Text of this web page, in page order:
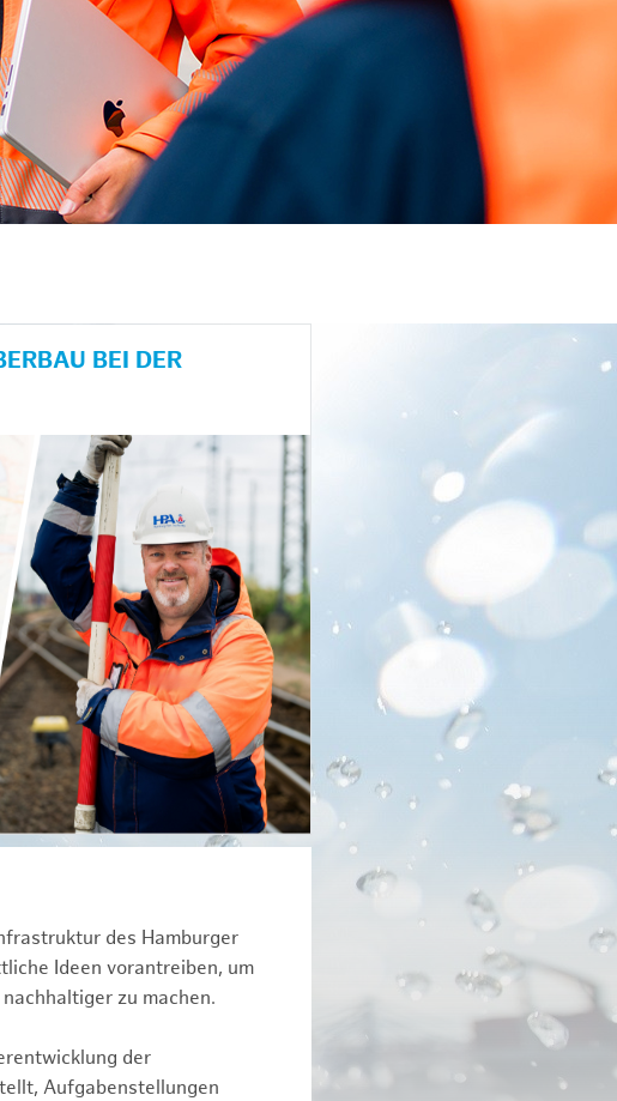
BEI DER
des Hamburger
Ideen vorantreiben, um
zu machen.
der
Aufgabenstellungen